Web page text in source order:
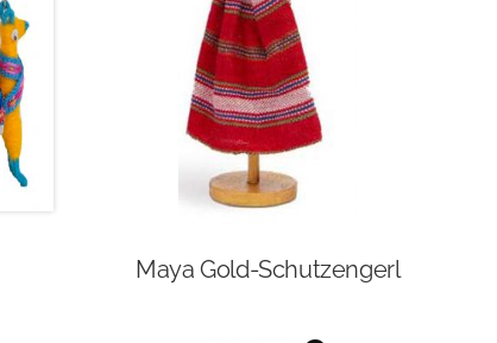
Maya Gold-Schutzengerl